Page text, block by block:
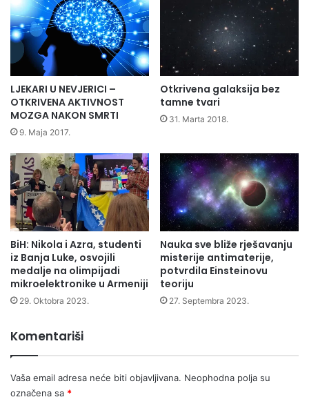
LJEKARI U NEVJERICI –
OTKRIVENA AKTIVNOST
MOZGA NAKON SMRTI
9. Maja 2017.
Otkrivena galaksija bez
tamne tvari
31. Marta 2018.
BiH: Nikola i Azra, studenti
iz Banja Luke, osvojili
medalje na olimpijadi
mikroelektronike u Armeniji
29. Oktobra 2023.
Nauka sve bliže rješavanju
misterije antimaterije,
potvrdila Einsteinovu
teoriju
27. Septembra 2023.
Komentariši
Vaša email adresa neće biti objavljivana. Neophodna polja su
označena sa *